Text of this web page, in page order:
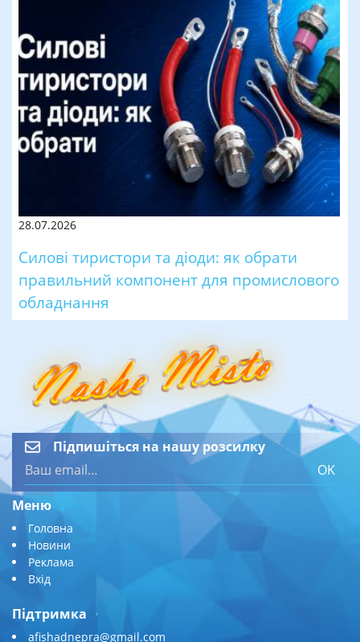
28.07.2026
Силові тиристори та діоди: як обрати
правильний компонент для промислового
обладнання
Підпишіться на нашу розсилку
OK
Меню
Головна
Новини
Реклама
Вхід
Підтримка
afishadnepra@gmail.com